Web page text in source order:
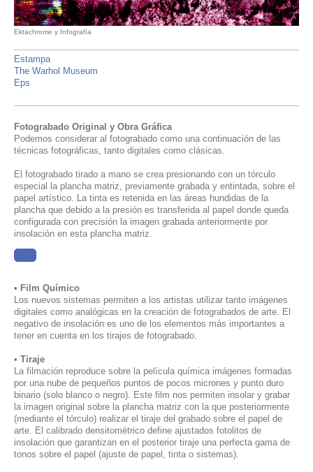
Ektachrome y Infografía
Estampa
The Warhol Museum
Eps
Fotograbado Original y Obra Gráfica
Podemos considerar al fotograbado como una continuación de las
técnicas fotográficas, tanto digitales como clásicas.
El fotograbado tirado a mano se crea presionando con un tórculo
especial la plancha matriz, previamente grabada y entintada, sobre el
papel artístico. La tinta es retenida en las áreas hundidas de la
plancha que debido a la presión es transferida al papel donde queda
configurada con precisión la imagen grabada anteriormente por
insolación en esta plancha matriz.
• Film Químico
Los nuevos sistemas permiten a los artistas utilizar tanto imágenes
digitales como analógicas en la creación de fotograbados de arte. El
negativo de insolación es uno de los elementos más importantes a
tener en cuenta en los tirajes de fotograbado.
• Tiraje
La filmación reproduce sobre la película química imágenes formadas
por una nube de pequeños puntos de pocos micrones y punto duro
binario (solo blanco o negro). Este film nos permiten insolar y grabar
la imagen original sobre la plancha matriz con la que posteriormente
(mediante el tórculo) realizar el tiraje del grabado sobre el papel de
arte. El calibrado densitométrico define ajustados fotolitos de
insolación que garantizan en el posterior tiraje una perfecta gama de
tonos sobre el papel (ajuste de papel, tinta o sistemas).